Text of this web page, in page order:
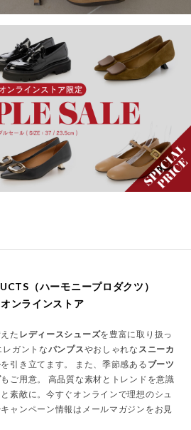
（ハーモニープロダクツ）
ンラインストア
た レディースシューズを豊富に取り扱っ
ガントなパンプスやおしゃれな スニーカ
引き立てます。 また、季節感ある ブーツ
もご用意。 高品質な素材とトレンドを意識
素敵に。今すぐオンラインで理想のシュ
ャンペーン情報はメールマガジンをお見